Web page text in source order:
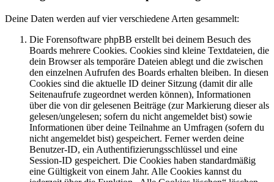
Deine Daten werden auf vier verschiedene Arten gesammelt:
Die Forensoftware phpBB erstellt bei deinem Besuch des
Boards mehrere Cookies. Cookies sind kleine Textdateien, die
dein Browser als temporäre Dateien ablegt und die zwischen
den einzelnen Aufrufen des Boards erhalten bleiben. In diesen
Cookies sind die aktuelle ID deiner Sitzung (damit dir alle
Seitenaufrufe zugeordnet werden können), Informationen
über die von dir gelesenen Beiträge (zur Markierung dieser als
gelesen/ungelesen; sofern du nicht angemeldet bist) sowie
Informationen über deine Teilnahme an Umfragen (sofern du
nicht angemeldet bist) gespeichert. Ferner werden deine
Benutzer-ID, ein Authentifizierungsschlüssel und eine
Session-ID gespeichert. Die Cookies haben standardmäßig
eine Gültigkeit von einem Jahr. Alle Cookies kannst du